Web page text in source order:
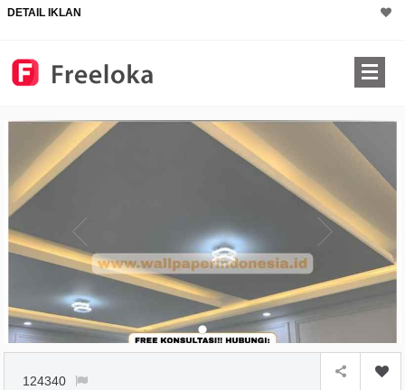
DETAIL IKLAN
124340